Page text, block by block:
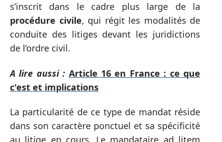
s’inscrit dans le cadre plus large de la
procédure civile, qui régit les modalités de
conduite des litiges devant les juridictions
de l’ordre civil.
A lire aussi : Article 16 en France : ce que
c'est et implications
La particularité de ce type de mandat réside
dans son caractère ponctuel et sa spécificité